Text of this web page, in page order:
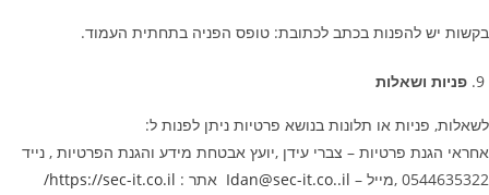
בקשות יש להפנות בכתב לכתובת: טופס הפניה בתחתית העמוד.
פניות ושאלות
לשאלות, פניות או תלונות בנושא פרטיות ניתן לפנות ל:
אחראי הגנת פרטיות – צברי עידן ,יועץ אבטחת מידע והגנת הפרטיות , נייד
0544635322 ,מייל –
Idan@sec-it.co..il אתר : https://sec-it.co.il
/